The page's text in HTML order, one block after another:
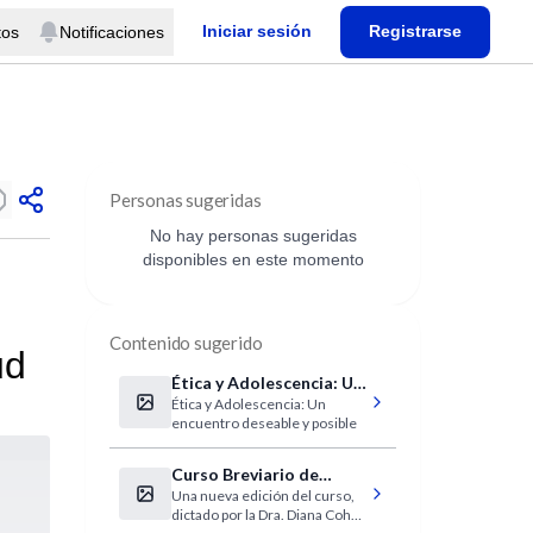
Notificaciones Iniciar sesión Registrarse
Personas sugeridas
No hay personas sugeridas
disponibles en este momento
Contenido sugerido
Ética y Adolescencia: Un
encuentro deseable y
posible
Ética y Adolescencia: Un
encuentro deseable y posible
Curso Breviario de
Bioética IntraMed 2010
Una nueva edición del curso,
dictado por la Dra. Diana Cohen